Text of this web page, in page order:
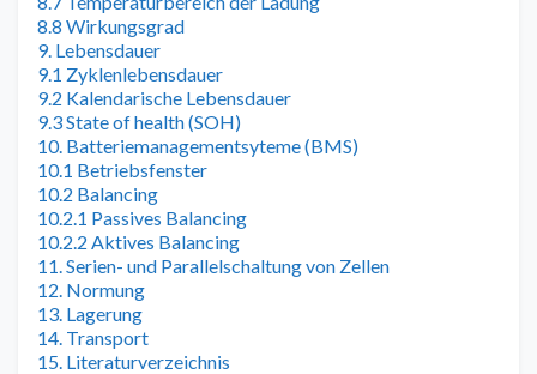
8.8 Wirkungsgrad
9. Lebensdauer
9.1 Zyklenlebensdauer
9.2 Kalendarische Lebensdauer
9.3 State of health (SOH)
10. Batteriemanagementsyteme (BMS)
10.1 Betriebsfenster
10.2 Balancing
10.2.1 Passives Balancing
10.2.2 Aktives Balancing
11. Serien- und Parallelschaltung von Zellen
12. Normung
13. Lagerung
14. Transport
15. Literaturverzeichnis